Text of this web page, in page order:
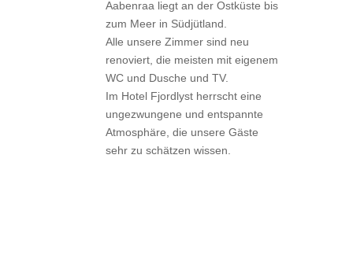
Aabenraa liegt an der Ostküste bis
zum Meer in Südjütland.
Alle unsere Zimmer sind neu
renoviert, die meisten mit eigenem
WC und Dusche und TV.
Im Hotel Fjordlyst herrscht eine
ungezwungene und entspannte
Atmosphäre, die unsere Gäste
sehr zu schätzen wissen.